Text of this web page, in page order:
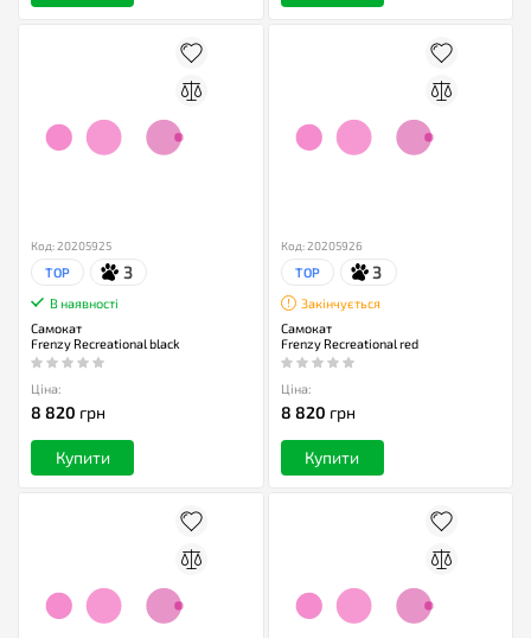
Код: 20205925
TOP 3
В наявності
Самокат
Frenzy Recreational black
Ціна:
8 820 грн
Купити
Код: 20205926
TOP 3
Закінчується
Самокат
Frenzy Recreational red
Ціна:
8 820 грн
Купити